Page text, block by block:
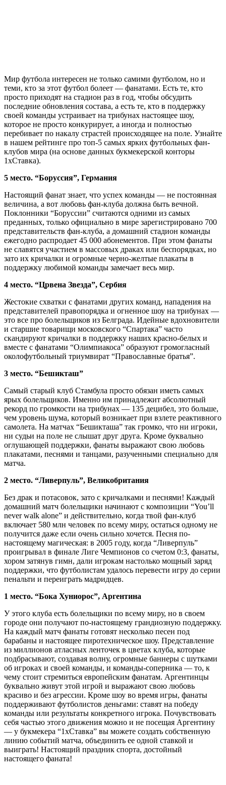
Мир футбола интересен не только самими футболом, но и
теми, кто за этот футбол болеет — фанатами. Есть те, кто
просто приходят на стадион раз в год, чтобы обсудить
последние обновления состава, а есть те, кто в поддержку
своей команды устраивает на трибунах настоящее шоу,
которое не просто конкурирует, а иногда и полностью
перебивает по накалу страстей происходящее на поле. Узнайте
в нашем рейтинге про топ-5 самых ярких футбольных фан-
клубов мира (на основе данных букмекерской конторы
1xСтавка).
5 место. “Боруссия”, Германия
Настоящий фанат знает, что успех команды — не постоянная
величина, а вот любовь фан-клуба должна быть вечной.
Поклонники “Боруссии” считаются одними из самых
преданных, только официально в мире зарегистрировано 700
представительств фан-клуба, а домашний стадион команды
ежегодно распродает 45 000 абонементов. При этом фанаты
не славятся участием в массовых драках или беспорядках, но
зато их кричалки и огромные черно-желтые плакаты в
поддержку любимой команды замечает весь мир.
4 место. “Црвена Звезда”, Сербия
Жестокие схватки с фанатами других команд, нападения на
представителей правопорядка и огненное шоу на трибунах —
это все про болельщиков из Белграда. Идейные вдохновители
и старшие товарищи московского “Спартака” часто
скандируют кричалки в поддержку наших красно-белых и
вместе с фанатами “Олимпиакоса” образуют громогласный
околофутбольный триумвират “Православные братья”.
3 место. “Бешикташ”
Самый старый клуб Стамбула просто обязан иметь самых
ярых болельщиков. Именно им принадлежит абсолютный
рекорд по громкости на трибунах — 135 децибел, это больше,
чем уровень шума, который возникает при взлете реактивного
самолета. На матчах “Бешикташа” так громко, что ни игроки,
ни судьи на поле не слышат друг друга. Кроме буквально
оглушающей поддержки, фанаты выражают свою любовь
плакатами, песнями и танцами, разученными специально для
матча.
2 место. “Ливерпуль”, Великобритания
Без драк и потасовок, зато с кричалками и песнями! Каждый
домашний матч болельщики начинают с композиции “You’ll
never walk alone” и действительно, когда твой фан-клуб
включает 580 млн человек по всему миру, остаться одному не
получится даже если очень сильно хочется. Песня по-
настоящему магическая: в 2005 году, когда “Ливерпуль”
проигрывал в финале Лиге Чемпионов со счетом 0:3, фанаты,
хором затянув гимн, дали игрокам настолько мощный заряд
поддержки, что футболистам удалось перевести игру до серии
пенальти и переиграть мадридцев.
1 место. “Бока Хуниорос”, Аргентина
У этого клуба есть болельщики по всему миру, но в своем
городе они получают по-настоящему грандиозную поддержку.
На каждый матч фанаты готовят несколько песен под
барабаны и настоящее пиротехническое шоу. Представление
из миллионов атласных ленточек в цветах клуба, которые
подбрасывают, создавая волну, огромные баннеры с шутками
об игроках и своей команды, и команды-соперника — то, к
чему стоит стремиться европейским фанатам. Аргентинцы
буквально живут этой игрой и выражают свою любовь
красиво и без агрессии. Кроме шоу во время игры, фанаты
поддерживают футболистов деньгами: ставят на победу
команды или результаты конкретного игрока. Почувствовать
себя частью этого движения можно и не посещая Аргентину
— у букмекера “1xСтавка” вы можете создать собственную
линию событий матча, объединить ее одной ставкой и
выиграть! Настоящий праздник спорта, достойный
настоящего фаната!